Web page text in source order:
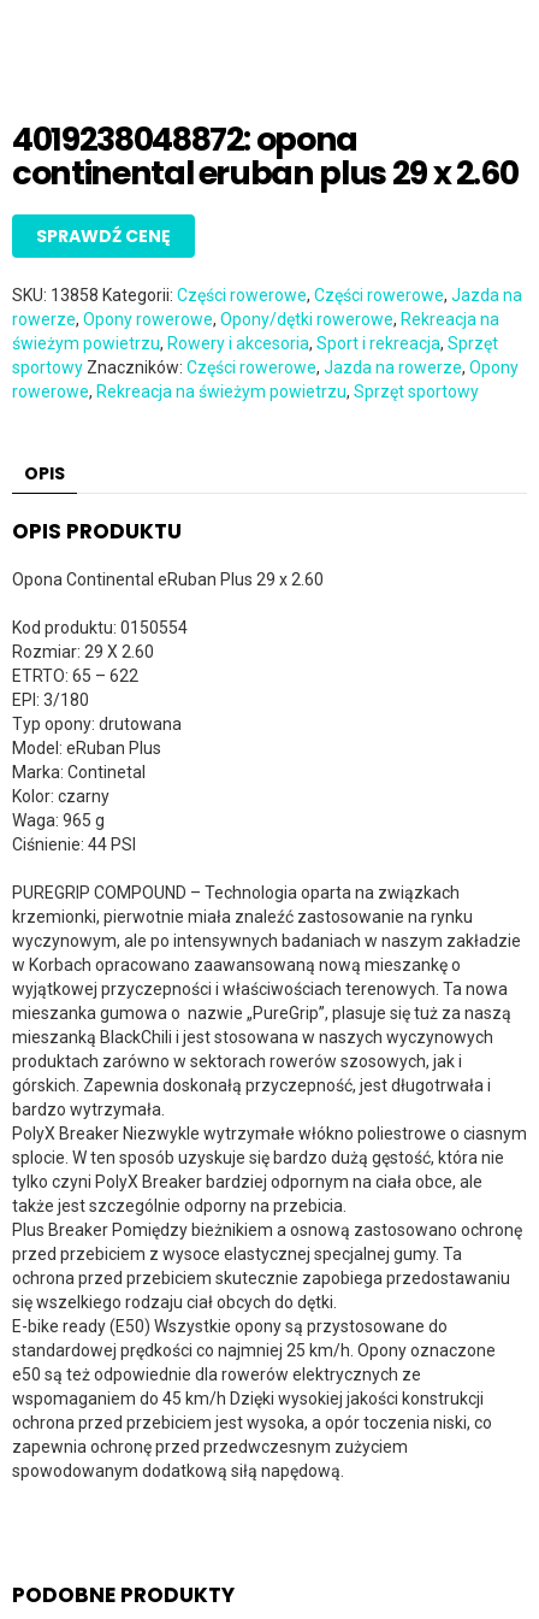
4019238048872: opona
continental eruban plus 29 x 2.60
SPRAWDŹ CENĘ
SKU: 13858 Kategorii: Części rowerowe, Części rowerowe, Jazda na
rowerze, Opony rowerowe, Opony/dętki rowerowe, Rekreacja na
świeżym powietrzu, Rowery i akcesoria, Sport i rekreacja, Sprzęt
sportowy Znaczników: Części rowerowe, Jazda na rowerze, Opony
rowerowe, Rekreacja na świeżym powietrzu, Sprzęt sportowy
OPIS
OPIS PRODUKTU
Opona Continental eRuban Plus 29 x 2.60
Kod produktu: 0150554
Rozmiar: 29 X 2.60
ETRTO: 65 – 622
EPI: 3/180
Typ opony: drutowana
Model: eRuban Plus
Marka: Continetal
Kolor: czarny
Waga: 965 g
Ciśnienie: 44 PSI
PUREGRIP COMPOUND – Technologia oparta na związkach
krzemionki, pierwotnie miała znaleźć zastosowanie na rynku
wyczynowym, ale po intensywnych badaniach w naszym zakładzie
w Korbach opracowano zaawansowaną nową mieszankę o
wyjątkowej przyczepności i właściwościach terenowych. Ta nowa
mieszanka gumowa o nazwie „PureGrip”, plasuje się tuż za naszą
mieszanką BlackChili i jest stosowana w naszych wyczynowych
produktach zarówno w sektorach rowerów szosowych, jak i
górskich. Zapewnia doskonałą przyczepność, jest długotrwała i
bardzo wytrzymała.
PolyX Breaker Niezwykle wytrzymałe włókno poliestrowe o ciasnym
splocie. W ten sposób uzyskuje się bardzo dużą gęstość, która nie
tylko czyni PolyX Breaker bardziej odpornym na ciała obce, ale
także jest szczególnie odporny na przebicia.
Plus Breaker Pomiędzy bieżnikiem a osnową zastosowano ochronę
przed przebiciem z wysoce elastycznej specjalnej gumy. Ta
ochrona przed przebiciem skutecznie zapobiega przedostawaniu
się wszelkiego rodzaju ciał obcych do dętki.
E-bike ready (E50) Wszystkie opony są przystosowane do
standardowej prędkości co najmniej 25 km/h. Opony oznaczone
e50 są też odpowiednie dla rowerów elektrycznych ze
wspomaganiem do 45 km/h Dzięki wysokiej jakości konstrukcji
ochrona przed przebiciem jest wysoka, a opór toczenia niski, co
zapewnia ochronę przed przedwczesnym zużyciem
spowodowanym dodatkową siłą napędową.
PODOBNE PRODUKTY